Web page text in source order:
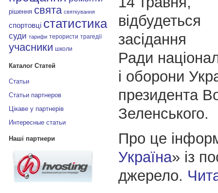
рішення свята святкування
спортовці статистика
суди тарифи терористи трагедії
учасники школи
Каталог Статей
Статьи
Статьи партнеров
Цікаве у партнерів
Интересные статьи
Наші партнери
відбудеться
засідання
Ради
і оборони
президента
Зеленського.
Про це
Україна» із
джерело.